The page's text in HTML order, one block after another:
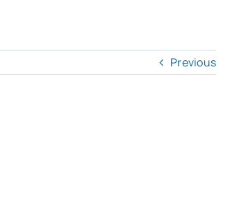
Previous